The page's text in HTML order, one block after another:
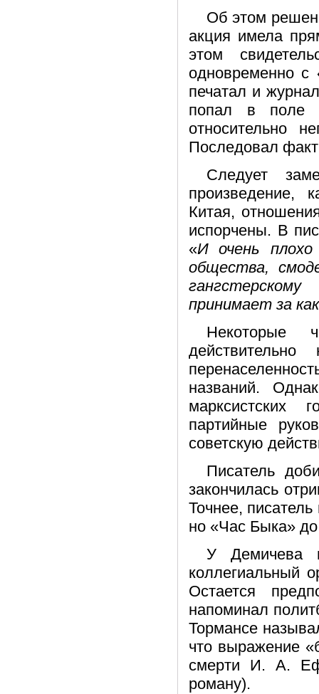
Об этом
акция имела
этом
одновременно
печатал и
попал в поле
относительно
Последовал
Следует
произведение,
Китая,
испорчены. В
«И очень плохо
общества,
принимает за
Некоторые
названий.
марксистских
партийные
советскую
Писатель
закончилась
Точнее,
но «Час Быка» до
У Демичева
коллегиальный
Остается
напоминал
Тормансе
что выражение
смерти И. А.
роману).